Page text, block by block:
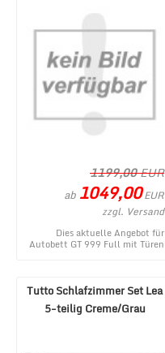
1199,00EUR
ab 1049,00EUR
zzgl. Versand
Dies aktuelle Angebot für
Autobett GT 999 Full mit Türen
Tutto Schlafzimmer Set Lea
5-teilig Creme/Grau